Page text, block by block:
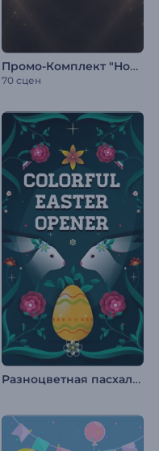
Промо-Комплект "Номинации на Премию"
70 сцен
Разноцветная пасхальная заставка